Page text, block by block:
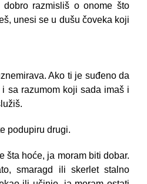
razmisliš o onome što
unesi se u dušu čoveka koji
Ako ti je suđeno da
sa razumom koji sada imaš i
podupiru drugi.
šta hoće, ja moram biti dobar.
smaragd ili skerlet stalno